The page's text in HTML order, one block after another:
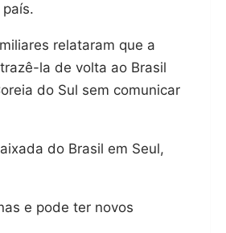
relataram que a
la de volta ao Brasil
do Sul sem comunicar
do Brasil em Seul,
e pode ter novos